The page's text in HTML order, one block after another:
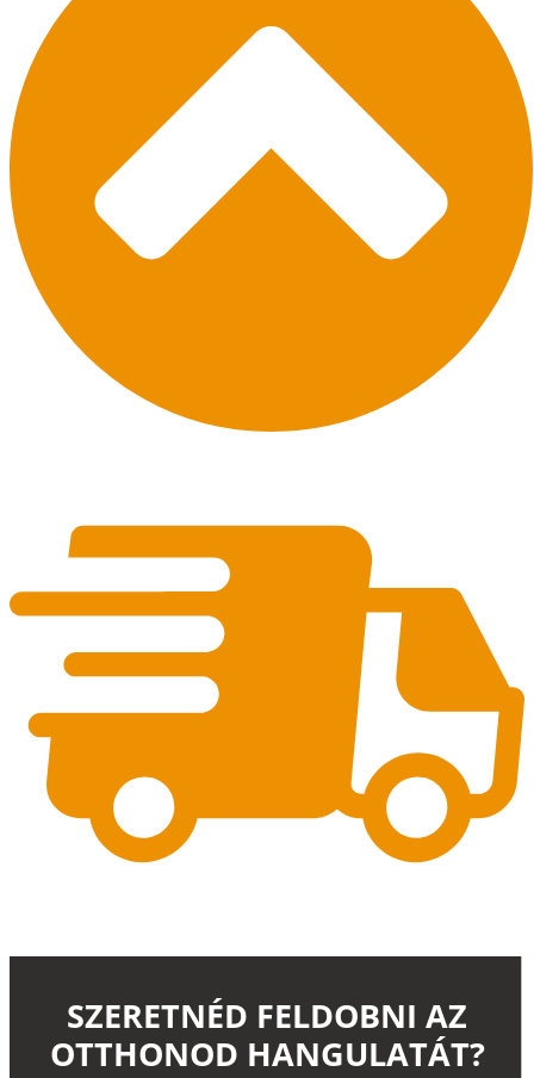
SZERETNÉD FELDOBNI AZ
OTTHONOD HANGULATÁT?